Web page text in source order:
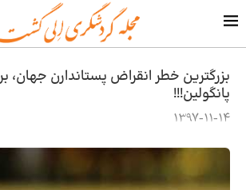
بزرگترین خطر انقراض پستاندارن جهان،
پانگولین!!!
1397-11-14